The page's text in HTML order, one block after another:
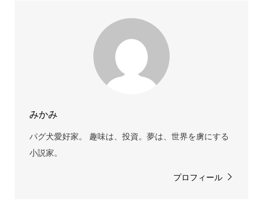
みかみ
パグ犬愛好家。 趣味は、投資。夢は、世界を虜にする
小説家。
プロフィール